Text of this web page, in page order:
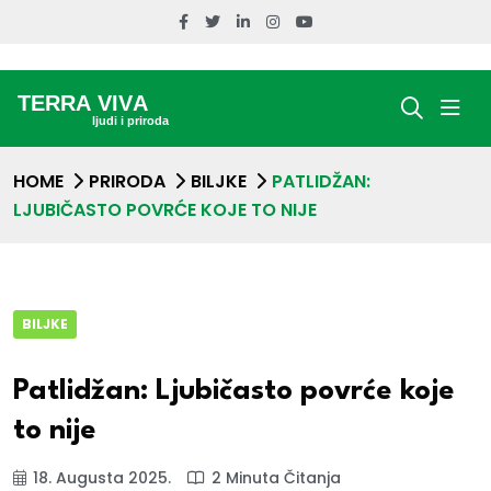
HOME PRIRODA BILJKE
PATLIDŽAN:
LJUBIČASTO POVRĆE KOJE TO NIJE
BILJKE
Patlidžan: Ljubičasto povrće koje
to nije
18. Augusta 2025. 2 Minuta Čitanja